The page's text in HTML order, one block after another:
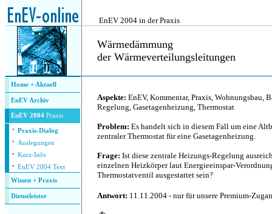
EnEV 2004 in der Praxis
Wärmedämmung
der Wärmeverteilungsleitungen
Home + Aktuell
EnEV Archiv
EnEV 2004 Praxis
· Praxis-Dialog
· Auslegungen
· Kurz-Info
· EnEV 2004 Text
Wissen + Praxis
Dienstleister
Aspekte: EnEV, Kommentar, Praxis, Wohnungsbau,
Regelung, Gasetagenheizung, Thermostat
Problem: Es handelt sich in diesem Fall um eine
zentraler Thermostat für eine Gasetagenheizung.
Frage: Ist diese zentrale Heizungs-Regelung
einzelnen Heizkörper laut Energieeinspar-
Thermostatventil ausgestattet sein?
Antwort: 11.11.2004 - nur für unsere Premium-